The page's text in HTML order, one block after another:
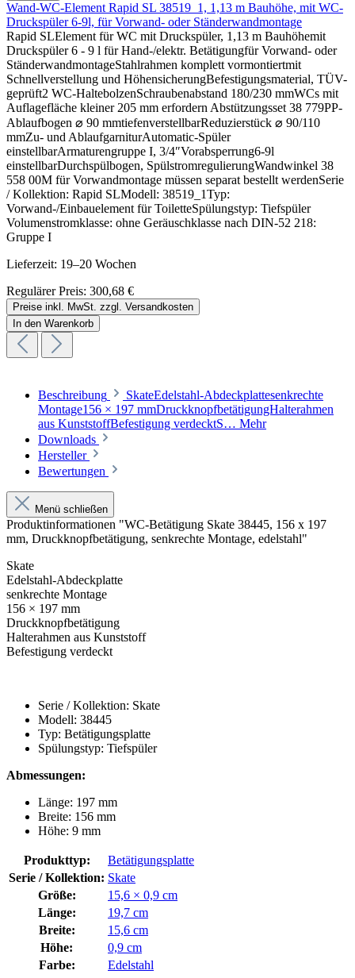
Wand-WC-Element Rapid SL 38519_1, 1,13 m Bauhöhe, mit WC-
Druckspüler 6-9l, für Vorwand- oder Ständerwandmontage
Rapid SLElement für WC mit Druckspüler, 1,13 m Bauhöhemit
Druckspüler 6 - 9 l für Hand-/elektr. Betätigungfür Vorwand- oder
StänderwandmontageStahlrahmen komplett vormontiertmit
Schnellverstellung und HöhensicherungBefestigungsmaterial, TÜV-
geprüft2 WC-HaltebolzenSchraubenabstand 180/230 mmWCs mit
Auflagefläche kleiner 205 mm erfordern Abstützungsset 38 779PP-
Ablaufbogen ⌀ 90 mmtiefenverstellbarReduzierstück ⌀ 90/110
mmZu- und AblaufgarniturAutomatic-Spüler
einstellbarArmaturengruppe I, 3/4″Vorabsperrung6-9l
einstellbarDurchspülbogen, SpülstromregulierungWandwinkel 38
558 00M für Vorwandmontage müssen separat bestellt werdenSerie
/ Kollektion: Rapid SLModell: 38519_1Typ:
Vorwand-/Einbauelement für ToiletteSpülungstyp: Tiefspüler
Volumenstromklasse: ohne Geräuschklasse nach DIN-52 218:
Gruppe I
Lieferzeit: 19–20 Wochen
Regulärer Preis: 300,68 €
Preise inkl. MwSt. zzgl. Versandkosten
In den Warenkorb
Beschreibung
SkateEdelstahl-Abdeckplattesenkrechte
Montage156 × 197 mmDruckknopfbetätigungHalterahmen
aus KunststoffBefestigung verdecktS… Mehr
Downloads
Hersteller
Bewertungen
Menü schließen
Produktinformationen "WC-Betätigung Skate 38445, 156 x 197
mm, Druckknopfbetätigung, senkrechte Montage, edelstahl"
Skate
Edelstahl-Abdeckplatte
senkrechte Montage
156 × 197 mm
Druckknopfbetätigung
Halterahmen aus Kunststoff
Befestigung verdeckt
Serie / Kollektion: Skate
Modell: 38445
Typ: Betätigungsplatte
Spülungstyp: Tiefspüler
Abmessungen:
Länge: 197 mm
Breite: 156 mm
Höhe: 9 mm
Produkttyp:
Betätigungsplatte
Serie / Kollektion: Skate
Größe:
15,6 × 0,9 cm
Länge:
19,7 cm
Breite:
15,6 cm
Höhe:
0,9 cm
Farbe:
Edelstahl